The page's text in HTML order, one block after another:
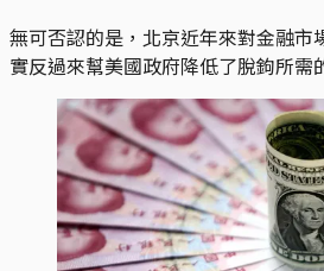
無可否認的是，北京近年來對金融市
實反過來幫美國政府降低了脫鉤所需